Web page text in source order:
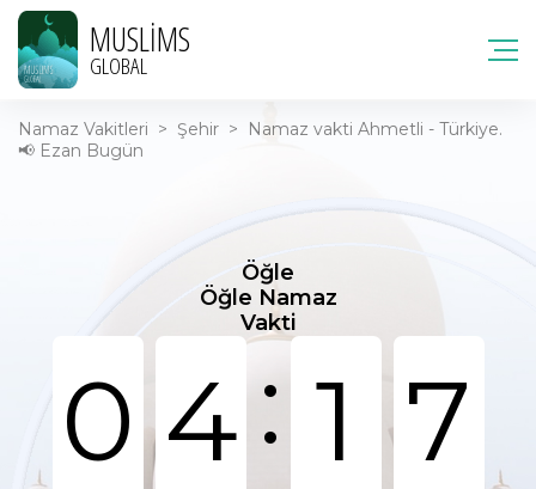
MUSLIMS
GLOBAL
Namaz Vakitleri > Şehir >
Namaz vakti Ahmetli - Türkiye.
📢 Ezan Bugün
Öğle
Öğle Namaz
Vakti
0 4: 1 7